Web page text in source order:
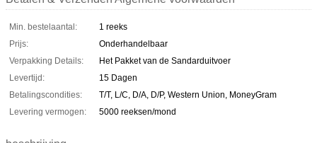
Min. bestelaantal:
1 reeks
Prijs:
Onderhandelbaar
Verpakking Details:
Het Pakket van de Sandarduitvoer
Levertijd:
15 Dagen
Betalingscondities:
T/T, L/C, D/A, D/P, Western Union, MoneyGram
Levering vermogen:
5000 reeksen/mond